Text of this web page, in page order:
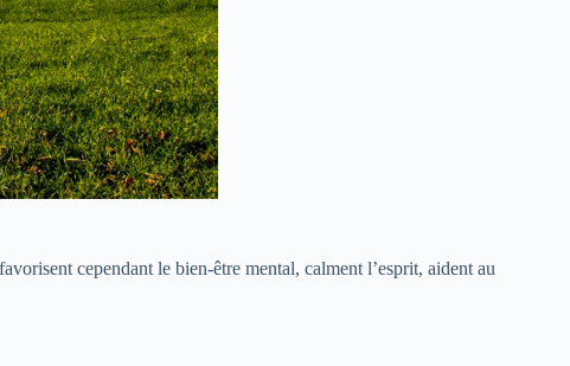
cependant le bien-être mental, calment l’esprit, aident au